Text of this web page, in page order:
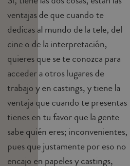
ventajas de que cuando te
dedicas al mundo de la tele, del
cine o de la interpretación,
quieres que se te conozca para
acceder a otros lugares de
trabajo y en castings, y tiene la
ventaja que cuando te presentas
tienes en tu favor que la gente
sabe quién eres; inconvenientes,
pues que justamente por eso no
encajo en papeles y castings,